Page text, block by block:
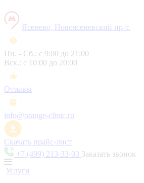
Ясенево, Новоясеневский пр-т.
Пн. - Сб.: с 9:00 до 21:00
Вск.: с 10:00 до 20:00
Отзывы
info@orange-clinic.ru
Скачать прайс-лист
+7 (499) 213-33-03 Заказать звонок
Услуги